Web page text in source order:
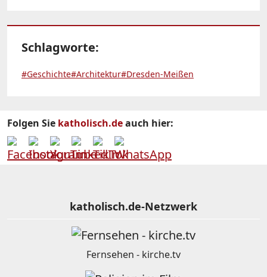
Schlagworte:
#Geschichte#Architektur#Dresden-Meißen
Folgen Sie katholisch.deauch hier:
katholisch.de-Netzwerk
Fernsehen - kirche.tv